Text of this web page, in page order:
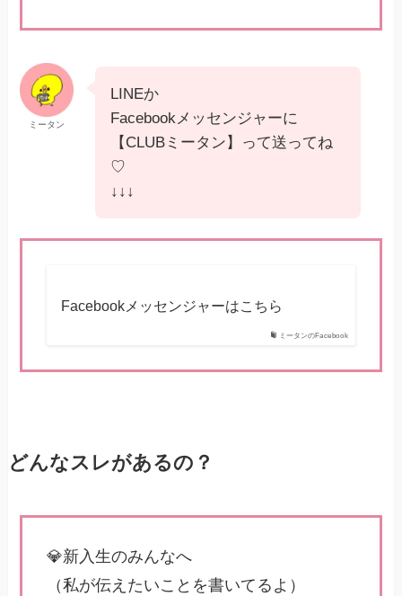
ミータン
LINEか
Facebookメッセンジャーに
【CLUBミータン】って送ってね
♡
↓↓↓
ミータンのFacebook
Facebookメッセンジャーはこちら
どんなスレがあるの？
💎新入生のみんなへ
（私が伝えたいことを書いてるよ）